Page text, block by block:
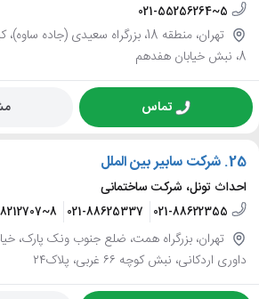
021-55256264~5
تهران، منطقه 18، بزرگراه سعیدی (جاده
8، نبش خیابان هفدهم
تماس
25. شرکت سابیر بین الملل
احداث تونل، شرکت ساختمانی
021-88622355
021-88625337
تهران، بزرگراه همت، ضلع جنوب ونک پارک،
داوری اردکانی، نبش کوچه ۶۶ غربی، پلاک۲۴